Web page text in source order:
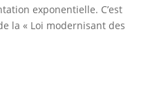
exponentielle. C’est
la « Loi modernisant des